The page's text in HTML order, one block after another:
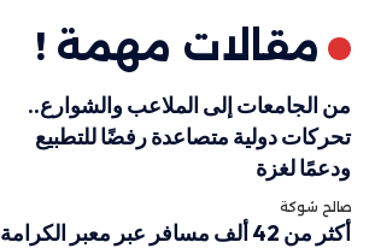
مقالات مهمة !
من الجامعات إلى الملاعب والشوارع..
تحركات دولية متصاعدة رفضًا للتطبيع
ودعمًا لغزة
صالح شوكة
أكثر من 42 ألف مسافر عبر معبر الكرامة